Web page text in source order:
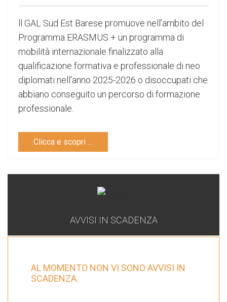
ll GAL Sud Est Barese promuove nell’ambito del
Programma ERASMUS + un programma di
mobilità internazionale finalizzato alla
qualificazione formativa e professionale di neo
diplomati nell'anno 2025-2026 o disoccupati che
abbiano conseguito un percorso di formazione
professionale.
Clicca e scopri …
AVVISI IN SCADENZA
AL MOMENTO NON VI SONO AVVISI IN
SCADENZA.